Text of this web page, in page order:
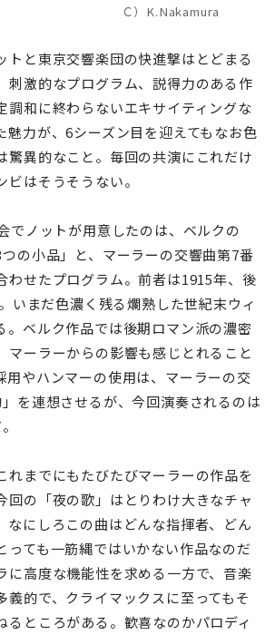
Ｃ）K.Nakamura
と東京交響楽団の快進撃はとどまる
刺激的なプログラム、説得力のある作
調和に終わらないエキサイティングな
魅力が、6シーズン目を迎えてもなお色
驚異的なこと。毎回の共演にこれだけ
はそうそうない。
でノットが用意したのは、ベルクの
つの小品」と、マーラーの交響曲第7番
わせたプログラム。前者は1915年、後
いまだ色濃く残る爛熟した世紀末ウィ
。ベルク作品では後期ロマン派の濃密
マーラーからの影響も感じとれること
用やハンマーの使用は、マーラーの交
を連想させるが、今回演奏されるのは
までにもたびたびマーラーの作品を
回の「夜の歌」はとりわけ大きなチャ
なにしろこの曲はどんな指揮者、どん
っても一筋縄ではいかない作品なのだ
に高度な機能性を求める一方で、音楽
義的で、クライマックスに至ってもそ
るところがある。歓喜なのかパロディ